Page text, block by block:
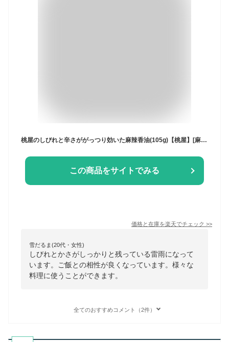
桃屋のしびれと辛さががっつり効いた麻辣香油(105g)【桃屋】[麻辣 痺れ 麻婆豆腐 ラー油 食べるラー油 旨辛 餃子]
この商品をサイトでみる
価格と在庫を楽天でチェック >>
雪だるま(20代・女性)
しびれとかさがしっかりと残っている雷雨になって
います。ご飯との相性が良くなっています。様々な
料理に使うことができます。
全てのおすすめコメント（2件）